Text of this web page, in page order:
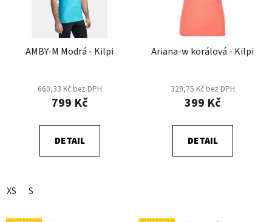
AMBY-M Modrá - Kilpi
660,33 Kč bez DPH
799 Kč
DETAIL
XS S
Ariana-w korálová - Kilpi
329,75 Kč bez DPH
399 Kč
DETAIL